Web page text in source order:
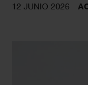
12 JUNIO 2026